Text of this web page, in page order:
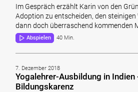
Im Gespräch erzählt Karin von den
Adoption zu entscheiden, den
dann doch überraschend kommenden
Abspielen 40 Min.
7. Dezember 2018
Yogalehrer-Ausbildung in Indien
Bildungskarenz